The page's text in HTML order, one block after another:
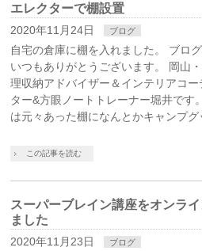
エレクターで棚設置
2020年11月24日 ブログ
自宅の倉庫に棚を入れました。 ブロ
いつもありがとうございます。 岡山
理収納アドバイザー＆インテリアコー
ター&方眼ノートトレーナー堀井です
は元々あった棚になんとかキャンプグ
この記事を読む
スーパーブレイン講座をオンラ
ました
2020年11月23日 ブログ